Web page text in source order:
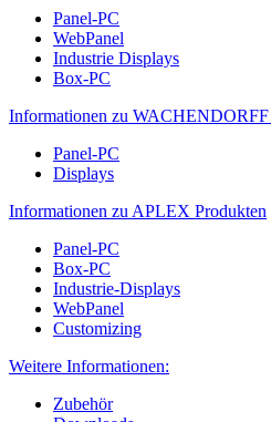
Panel-PC
WebPanel
Industrie Displays
Box-PC
Informationen zu
Panel-PC
Displays
Informationen zu APLEX Produkten
Panel-PC
Box-PC
Industrie-Displays
WebPanel
Customizing
Weitere Informationen:
Zubehör